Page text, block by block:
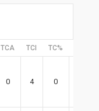
TCA TCI TC%
0 4 0